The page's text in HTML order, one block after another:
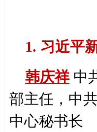
1. 习近平
韩庆祥中
部主任，中
中心秘书长